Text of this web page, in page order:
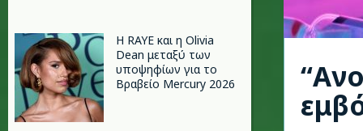
Η RAYE και η Olivia
Dean μεταξύ των
υποψηφίων για το
Βραβείο Mercury 2026